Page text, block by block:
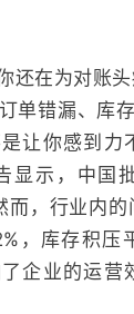
还在为对账
单错漏、库
让你感到力
显示，中国
而，行业内
，库存积压
企业的运营